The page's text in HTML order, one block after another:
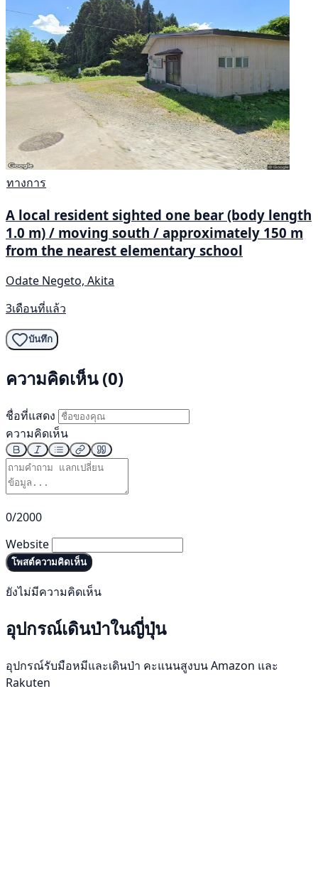
ทางการ
A local resident sighted one bear (body length
1.0 m) / moving south / approximately 150 m
from the nearest elementary school
Odate Negeto, Akita
3เดือนที่แล้ว
บันทึก
ความคิดเห็น (0)
ชื่อที่แสดง
ความคิดเห็น
0/2000
Website
โพสต์ความคิดเห็น
ยังไม่มีความคิดเห็น
อุปกรณ์เดินป่าในญี่ปุ่น
อุปกรณ์รับมือหมีและเดินป่า คะแนนสูงบน Amazon และ
Rakuten